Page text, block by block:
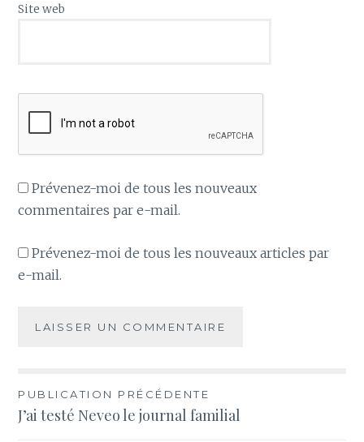
Site web
Prévenez-moi de tous les nouveaux
commentaires par e-mail.
Prévenez-moi de tous les nouveaux articles par
e-mail.
Navigation
de
PUBLICATION PRÉCÉDENTE
J’ai testé Neveo le journal familial